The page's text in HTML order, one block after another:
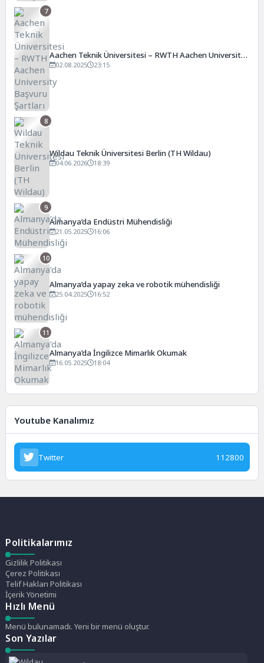
7
Aachen Teknik Üniversitesi – RWTH Aachen University
Başvuru Şartları
02.08.2025 23:15
8
Wildau Teknik Üniversitesi Berlin (TH Wildau)
04.06.2026 18:39
9
Almanya’da Endüstri Mühendisliği
21.05.2025 16:06
10
Almanya’da yapay zeka ve robotik mühendisliği
25.04.2025 16:52
11
Almanya’da İngilizce Mimarlık Okumak
16.05.2025 18:04
Youtube Kanalımız
Twitter 112800
Politikalarımız
Gizlilik Politikası
Çerez Politikası
Telif Hakları Politikası
İçerik Yönetimi
Hızlı Menü
Menü bulunamadı. Yeni bir menü oluştur.
Son Yazılar